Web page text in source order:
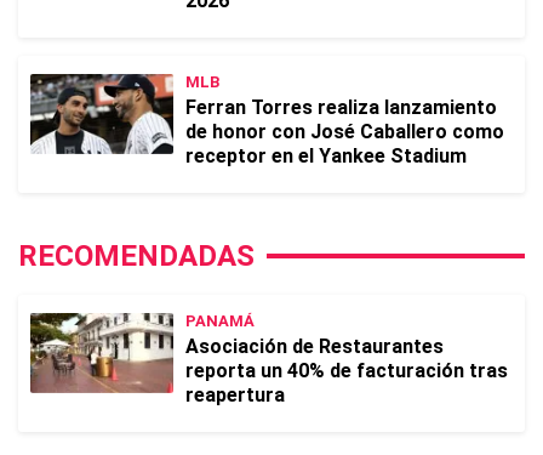
MLB
Ferran Torres realiza lanzamiento
de honor con José Caballero como
receptor en el Yankee Stadium
RECOMENDADAS
PANAMÁ
Asociación de Restaurantes
reporta un 40% de facturación tras
reapertura